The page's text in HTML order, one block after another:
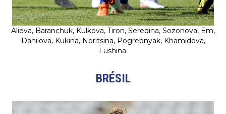
Alieva, Baranchuk, Kulkova, Tiron, Seredina, Sozonova, Em,
Danilova, Kukina, Noritsina, Pogrebnyak, Khamidova,
Lushina.
BRÉSIL